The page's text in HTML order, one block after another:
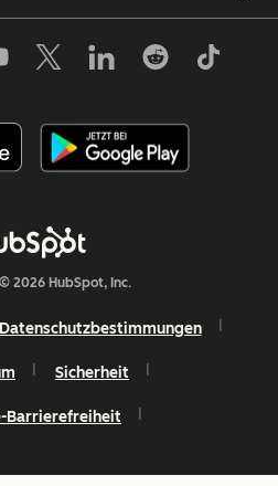
2026 HubSpot, Inc.
Datenschutzbestimmungen
Sicherheit
Barrierefreiheit